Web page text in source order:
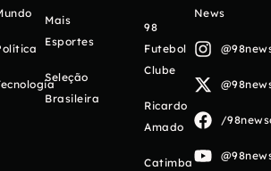
Mais
Esportes
Seleção
Brasileira
98
Futebol
Clube
Ricardo
Amado
Catimba
News
/